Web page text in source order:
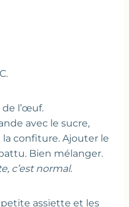
l’œuf.
avec le sucre,
la confiture. Ajouter le
Bien mélanger.
c’est normal.
assiette et les